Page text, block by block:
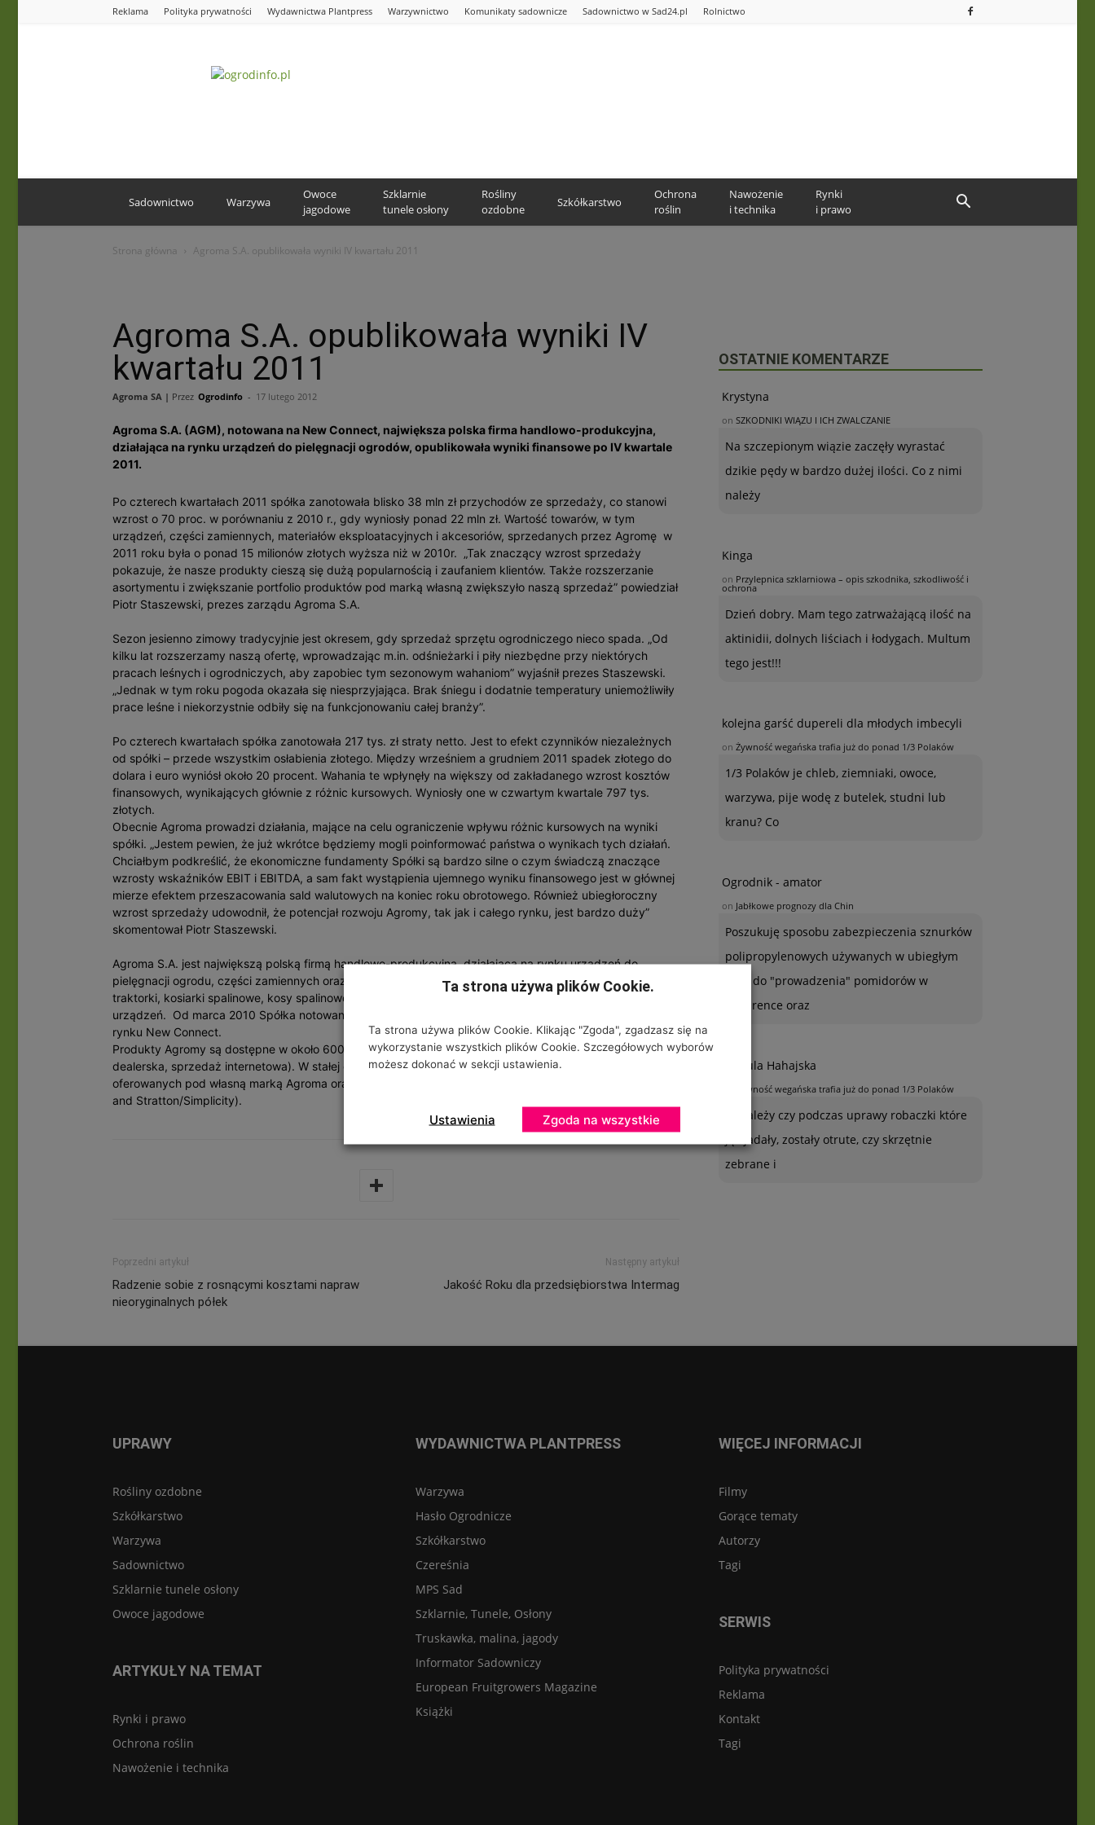
Reklama Polityka prywatności Wydawnictwa Plantpress Warzywnictwo Komunikaty sadownicze Sadownictwo w Sad24.pl Rolnictwo
Sadownictwo Warzywa
Owoce
jagodowe
Szklarnie
tunele osłony
Rośliny
ozdobne
Szkółkarstwo
Ochrona
roślin
Nawożenie
i technika
Rynki
i prawo
Strona główna Agroma S.A. opublikowała wyniki IV kwartału 2011
Agroma S.A. opublikowała wyniki IV
kwartału 2011
Agroma SA | Przez Ogrodinfo - 17 lutego 2012
Agroma S.A. (AGM), notowana na New Connect, największa polska firma handlowo-produkcyjna,
działająca na rynku urządzeń do pielęgnacji ogrodów, opublikowała wyniki finansowe po IV kwartale
2011.
Po czterech kwartałach 2011 spółka zanotowała blisko 38 mln zł przychodów ze sprzedaży, co stanowi
wzrost o 70 proc. w porównaniu z 2010 r., gdy wyniosły ponad 22 mln zł. Wartość towarów, w tym
urządzeń, części zamiennych, materiałów eksploatacyjnych i akcesoriów, sprzedanych przez Agromę w
2011 roku była o ponad 15 milionów złotych wyższa niż w 2010r. „Tak znaczący wzrost sprzedaży
pokazuje, że nasze produkty cieszą się dużą popularnością i zaufaniem klientów. Także rozszerzanie
asortymentu i zwiększanie portfolio produktów pod marką własną zwiększyło naszą sprzedaż” powiedział
Piotr Staszewski, prezes zarządu Agroma S.A.
Sezon jesienno zimowy tradycyjnie jest okresem, gdy sprzedaż sprzętu ogrodniczego nieco spada. „Od
kilku lat rozszerzamy naszą ofertę, wprowadzając m.in. odśnieżarki i piły niezbędne przy niektórych
pracach leśnych i ogrodniczych, aby zapobiec tym sezonowym wahaniom” wyjaśnił prezes Staszewski.
„Jednak w tym roku pogoda okazała się niesprzyjająca. Brak śniegu i dodatnie temperatury uniemożliwiły
prace leśne i niekorzystnie odbiły się na funkcjonowaniu całej branży”.
Po czterech kwartałach spółka zanotowała 217 tys. zł straty netto. Jest to efekt czynników niezależnych
od spółki – przede wszystkim osłabienia złotego. Między wrześniem a grudniem 2011 spadek złotego do
dolara i euro wyniósł około 20 procent. Wahania te wpłynęły na większy od zakładanego wzrost kosztów
finansowych, wynikających głównie z różnic kursowych. Wyniosły one w czwartym kwartale 797 tys.
złotych.
Obecnie Agroma prowadzi działania, mające na celu ograniczenie wpływu różnic kursowych na wyniki
spółki. „Jestem pewien, że już wkrótce będziemy mogli poinformować państwa o wynikach tych działań.
Chciałbym podkreślić, że ekonomiczne fundamenty Spółki są bardzo silne o czym świadczą znaczące
wzrosty wskaźników EBIT i EBITDA, a sam fakt wystąpienia ujemnego wyniku finansowego jest w głównej
mierze efektem przeszacowania sald walutowych na koniec roku obrotowego. Również ubiegłoroczny
wzrost sprzedaży udowodnił, że potencjał rozwoju Agromy, tak jak i całego rynku, jest bardzo duży”
skomentował Piotr Staszewski.
Agroma S.A. jest największą polską firmą handlowo-produkcyjną, działającą na rynku urządzeń do
pielęgnacji ogrodu, części zamiennych oraz elektronarzędzi. W jej ofercie czołowe miejsca zajmują
traktorki, kosiarki spalinowe, kosy spalinowe, pilarki, kosiarki elektryczne i części zamienne do maszyn i
urządzeń. Od marca 2010 Spółka notowana jest na Giełdzie Papierów Wartościowych w Warszawie, na
rynku New Connect.
Produkty Agromy są dostępne w około 600-et punktach sprzedaży (sklepy wielkopowierzchniowe, sieć
dealerska, sprzedaż internetowa). W stałej ofercie firmy znajduje się kilkanaście tysięcy produktów
oferowanych pod własną marką Agroma oraz światowych producentów (m.in. Sears/Craftsman, Briggs
and Stratton/Simplicity).
Poprzedni artykuł
Radzenie sobie z rosnącymi kosztami napraw
nieoryginalnych półek
Następny artykuł
Jakość Roku dla przedsiębiorstwa Intermag
OSTATNIE KOMENTARZE
Krystyna
on SZKODNIKI WIĄZU I ICH ZWALCZANIE
Na szczepionym wiązie zaczęły wyrastać
dzikie pędy w bardzo dużej ilości. Co z nimi
należy
Kinga
on Przylepnica szklarniowa – opis szkodnika, szkodliwość i
ochrona
Dzień dobry. Mam tego zatrważającą ilość na
aktinidii, dolnych liściach i łodygach. Multum
tego jest!!!
kolejna garść dupereli dla młodych imbecyli
on Żywność wegańska trafia już do ponad 1/3 Polaków
1/3 Polaków je chleb, ziemniaki, owoce,
warzywa, pije wodę z butelek, studni lub
kranu? Co
Ogrodnik - amator
on Jabłkowe prognozy dla Chin
Poszukuję sposobu zabezpieczenia sznurków
polipropylenowych używanych w ubiegłym
roku do "prowadzenia" pomidorów w
szklarence oraz
Urszula Hahajska
Żywność wegańska trafia już do ponad 1/3 Polaków
To zależy czy podczas uprawy robaczki które
ją zjadały, zostały otrute, czy skrzętnie
zebrane i
UPRAWY
Rośliny ozdobne
Szkółkarstwo
Warzywa
Sadownictwo
Szklarnie tunele osłony
Owoce jagodowe
ARTYKUŁY NA TEMAT
Rynki i prawo
Ochrona roślin
Nawożenie i technika
WYDAWNICTWA PLANTPRESS
Warzywa
Hasło Ogrodnicze
Szkółkarstwo
Czereśnia
MPS Sad
Szklarnie, Tunele, Osłony
Truskawka, malina, jagody
Informator Sadowniczy
European Fruitgrowers Magazine
Książki
WIĘCEJ INFORMACJI
Filmy
Gorące tematy
Autorzy
Tagi
SERWIS
Polityka prywatności
Reklama
Kontakt
Tagi
Ta strona używa plików Cookie.
Ta strona używa plików Cookie. Klikając "Zgoda", zgadzasz się na
wykorzystanie wszystkich plików Cookie. Szczegółowych wyborów
możesz dokonać w sekcji ustawienia.
Ustawienia Zgoda na wszystkie